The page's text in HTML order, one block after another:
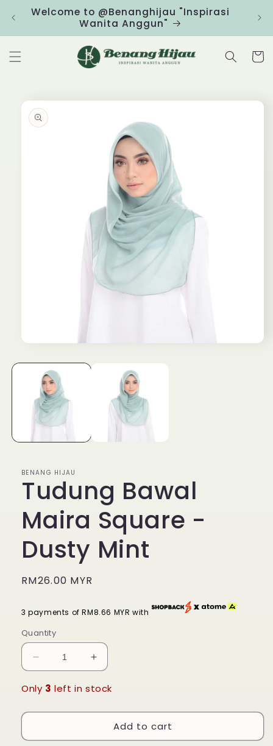
Skip to
content
Welcome to @Benanghijau "Inspirasi
Wanita Anggun"
Cart
product
information
1
modal
BENANG HIJAU
Tudung Bawal
Maira Square -
Dusty Mint
Regular
RM26.00 MYR
3 payments of RM8.66 MYR with
Quantity
Decrease
quantity
for
Bawal
Square
Increase
quantity
for
Bawal
Maira
Square
Only 3 left in stock
Add to cart